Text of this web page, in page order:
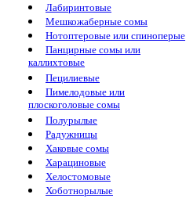
Лабиринтовые
Мешкожаберные сомы
Нотоптеровые или спиноперые
Панцирные сомы или
каллихтовые
Пецилиевые
Пимелодовые или
плоскоголовые сомы
Полурылые
Радужницы
Хаковые сомы
Харациновые
Хелостомовые
Хоботнорылые